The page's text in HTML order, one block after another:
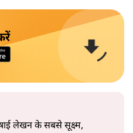
लेखन के सबसे सूक्ष्म,